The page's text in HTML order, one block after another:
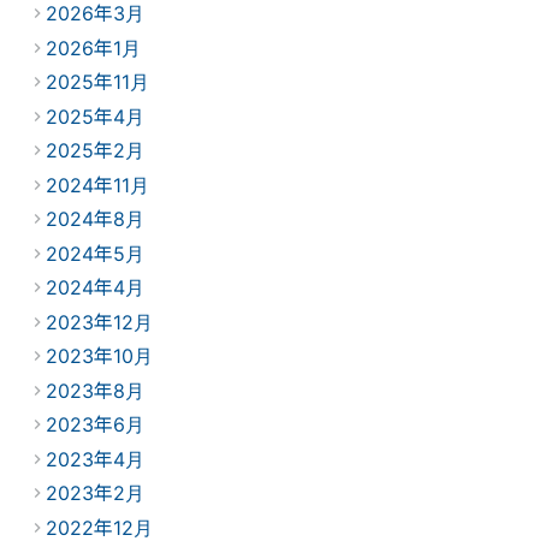
2026年3月
2026年1月
2025年11月
2025年4月
2025年2月
2024年11月
2024年8月
2024年5月
2024年4月
2023年12月
2023年10月
2023年8月
2023年6月
2023年4月
2023年2月
2022年12月